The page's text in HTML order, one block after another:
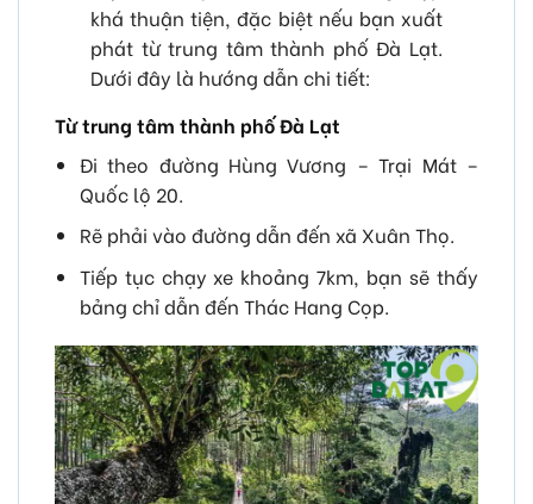
khá thuận tiện, đặc biệt nếu bạn xuất
phát từ trung tâm thành phố Đà Lạt.
Dưới đây là hướng dẫn chi tiết:
Từ trung tâm thành phố Đà Lạt
Đi theo đường Hùng Vương – Trại Mát –
Quốc lộ 20.
Rẽ phải vào đường dẫn đến xã Xuân Thọ.
Tiếp tục chạy xe khoảng 7km, bạn sẽ thấy
bảng chỉ dẫn đến Thác Hang Cọp.